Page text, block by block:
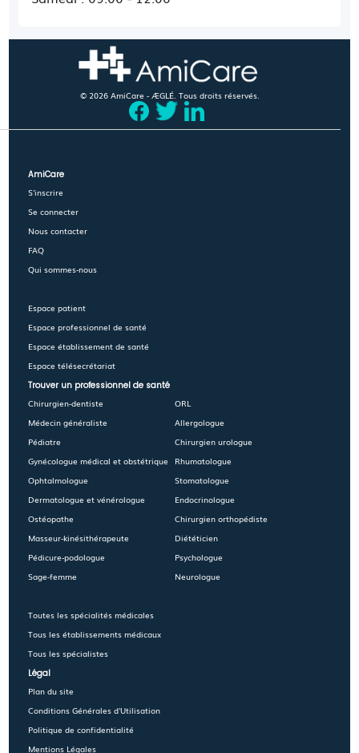
© 2026 AmiCare - ÆGLÉ. Tous droits réservés.
AmiCare
S'inscrire
Se connecter
Nous contacter
FAQ
Qui sommes-nous
Espace patient
Espace professionnel de santé
Espace établissement de santé
Espace télésecrétariat
Trouver un professionnel de santé
Chirurgien-dentiste
Médecin généraliste
Pédiatre
Gynécologue médical et obstétrique
Ophtalmologue
Dermatologue et vénérologue
Ostéopathe
Masseur-kinésithérapeute
Pédicure-podologue
Sage-femme
Toutes les spécialités médicales
Tous les établissements médicaux
Tous les spécialistes
ORL
Allergologue
Chirurgien urologue
Rhumatologue
Stomatologue
Endocrinologue
Chirurgien orthopédiste
Diététicien
Psychologue
Neurologue
Légal
Plan du site
Conditions Générales d'Utilisation
Politique de confidentialité
Mentions Légales